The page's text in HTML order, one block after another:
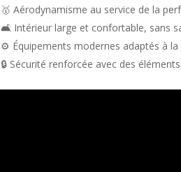
🥇 Aérodynamisme au service de la
🛋️ Intérieur large et confortable, sans
⚙️ Équipements modernes adaptés à
🔒 Sécurité renforcée avec des